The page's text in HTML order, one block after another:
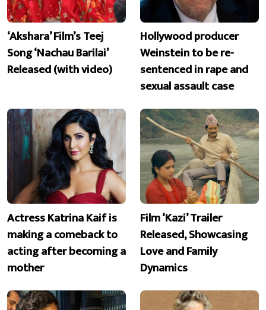
‘Akshara’ Film’s Teej
Song ‘Nachau Barilai’
Released (with video)
Hollywood producer
Weinstein to be re-
sentenced in rape and
sexual assault case
Actress Katrina Kaif is
making a comeback to
acting after becoming a
mother
Film ‘Kazi’ Trailer
Released, Showcasing
Love and Family
Dynamics